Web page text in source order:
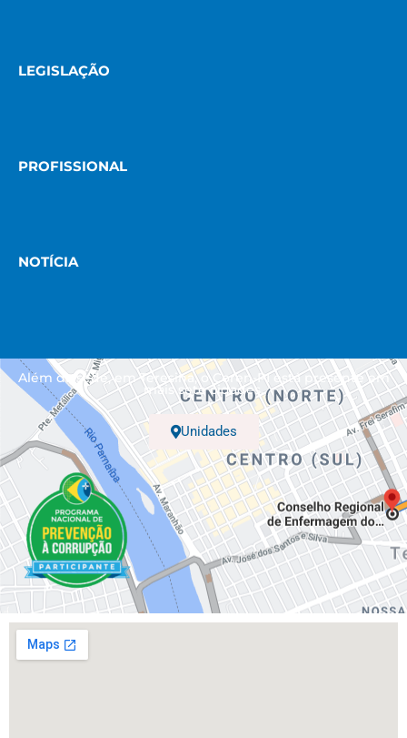
LEGISLAÇÃO
PROFISSIONAL
NOTÍCIA
Além da sede, em Teresina, o Coren-PI está presente em
mais sete cidades.
Unidades